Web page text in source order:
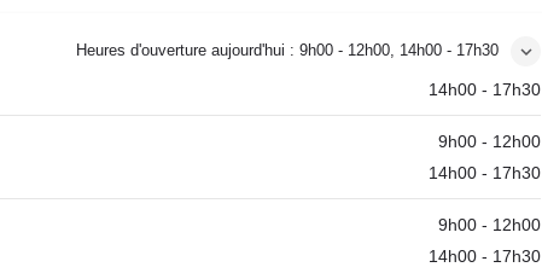
Heures d'ouverture aujourd'hui : 9h00 - 12h00, 14h00 - 17h30
14h00 - 17h30
9h00 - 12h00
14h00 - 17h30
9h00 - 12h00
14h00 - 17h30